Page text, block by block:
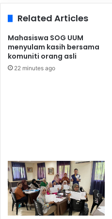
Related Articles
Mahasiswa SOG UUM
menyulam kasih bersama
komuniti orang asli
22 minutes ago